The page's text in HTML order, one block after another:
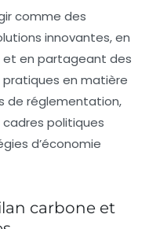
comme des
innovantes, en
en partageant des
pratiques en matière
de réglementation,
politiques
d’économie
carbone et